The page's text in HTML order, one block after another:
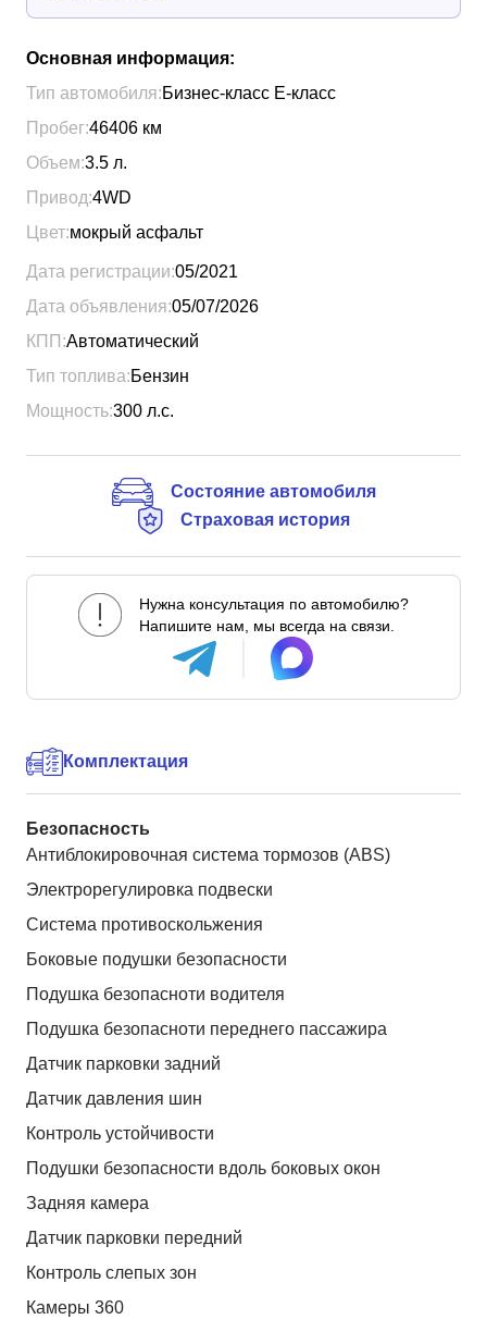
Основная информация:
Тип автомобиля:Бизнес-класс Е-класс
Пробег:46406 км
Объем:3.5 л.
Привод:4WD
Цвет:мокрый асфальт
Дата регистрации:05/2021
Дата объявления:05/07/2026
КПП:Автоматический
Тип топлива:Бензин
Мощность:300 л.с.
Состояние автомобиля
Страховая история
Нужна консультация по автомобилю?
Напишите нам, мы всегда на связи.
Комплектация
Безопасность
Антиблокировочная система тормозов (ABS)
Электрорегулировка подвески
Система противоскольжения
Боковые подушки безопасности
Подушка безопасноти водителя
Подушка безопасноти переднего пассажира
Датчик парковки задний
Датчик давления шин
Контроль устойчивости
Подушки безопасности вдоль боковых окон
Задняя камера
Датчик парковки передний
Контроль слепых зон
Камеры 360